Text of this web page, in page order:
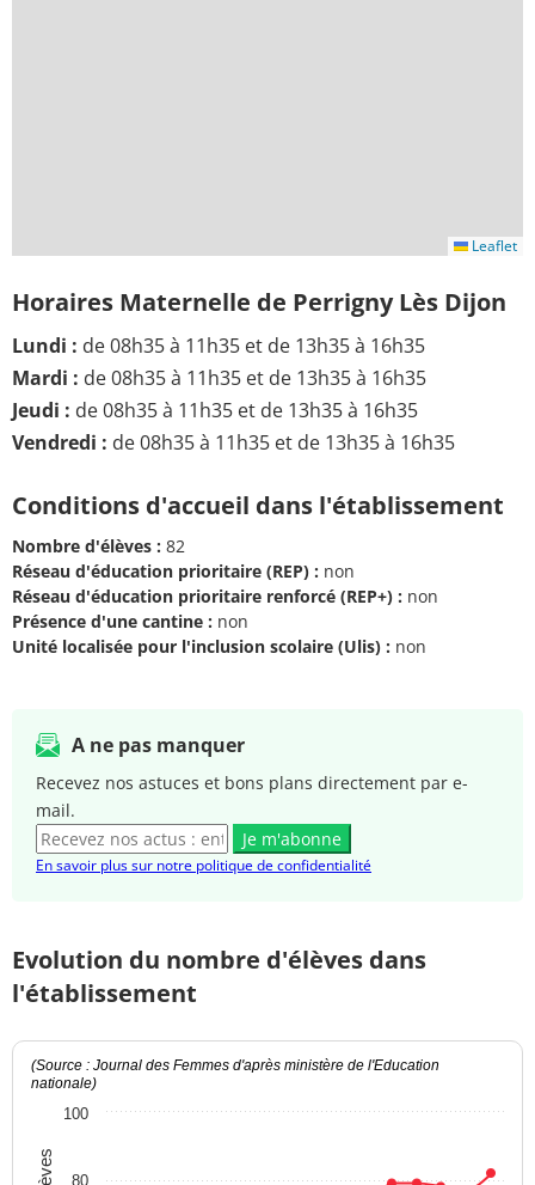
Leaflet
Horaires Maternelle de Perrigny Lès Dijon
Lundi : de 08h35 à 11h35 et de 13h35 à 16h35
Mardi : de 08h35 à 11h35 et de 13h35 à 16h35
Jeudi : de 08h35 à 11h35 et de 13h35 à 16h35
Vendredi : de 08h35 à 11h35 et de 13h35 à 16h35
Conditions d'accueil dans l'établissement
Nombre d'élèves : 82
Réseau d'éducation prioritaire (REP) : non
Réseau d'éducation prioritaire renforcé (REP+) : non
Présence d'une cantine : non
Unité localisée pour l'inclusion scolaire (Ulis) : non
A ne pas manquer
Recevez nos astuces et bons plans directement par e-
mail.
Je m'abonne
En savoir plus sur notre politique de confidentialité
Evolution du nombre d'élèves dans
l'établissement
(Source : Journal des Femmes d'après ministère de l'Education
nationale)
80
100